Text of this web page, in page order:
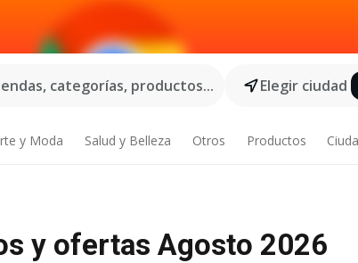
categorías, productos...
Elegir ciudad
y Moda Salud y Belleza Otros Productos
y ofertas Agosto 2026